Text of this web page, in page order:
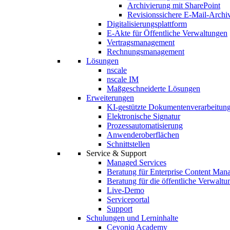
Archivierung mit SharePoint
Revisionssichere E-Mail-
Digitalisierungsplattform
E-Akte für Öffentliche Verwaltungen
Vertragsmanagement
Rechnungsmanagement
Lösungen
nscale
nscale IM
Maßgeschneiderte Lösungen
Erweiterungen
KI-gestützte
Elektronische Signatur
Prozessautomatisierung
Anwenderoberflächen
Schnittstellen
Service & Support
Managed Services
Beratung für Enterprise Content
Beratung für die öffentliche
Live-Demo
Serviceportal
Support
Schulungen und Lerninhalte
Ceyoniq Academy